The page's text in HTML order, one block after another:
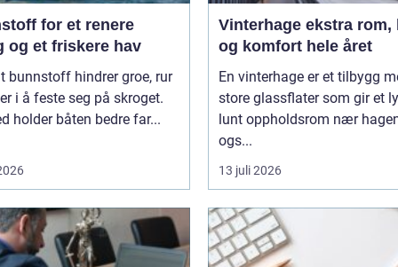
for et renere
og et friskere hav
bunnstoff hindrer groe, rur
i å feste seg på skroget.
holder båten bedre far...
Vinterhage ekstra rom, lys
og komfort hele året
En vinterhage er et tilbygg
store glassflater som gir et
lunt oppholdsrom nær
ogs...
13 juli 2026